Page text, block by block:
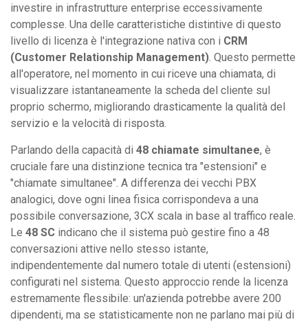
investire in infrastrutture enterprise eccessivamente
complesse. Una delle caratteristiche distintive di questo
livello di licenza è l'integrazione nativa con i CRM
(Customer Relationship Management). Questo permette
all'operatore, nel momento in cui riceve una chiamata, di
visualizzare istantaneamente la scheda del cliente sul
proprio schermo, migliorando drasticamente la qualità del
servizio e la velocità di risposta.
Parlando della capacità di 48 chiamate simultanee, è
cruciale fare una distinzione tecnica tra "estensioni" e
"chiamate simultanee". A differenza dei vecchi PBX
analogici, dove ogni linea fisica corrispondeva a una
possibile conversazione, 3CX scala in base al traffico reale.
Le 48 SC indicano che il sistema può gestire fino a 48
conversazioni attive nello stesso istante,
indipendentemente dal numero totale di utenti (estensioni)
configurati nel sistema. Questo approccio rende la licenza
estremamente flessibile: un'azienda potrebbe avere 200
dipendenti, ma se statisticamente non ne parlano mai più di